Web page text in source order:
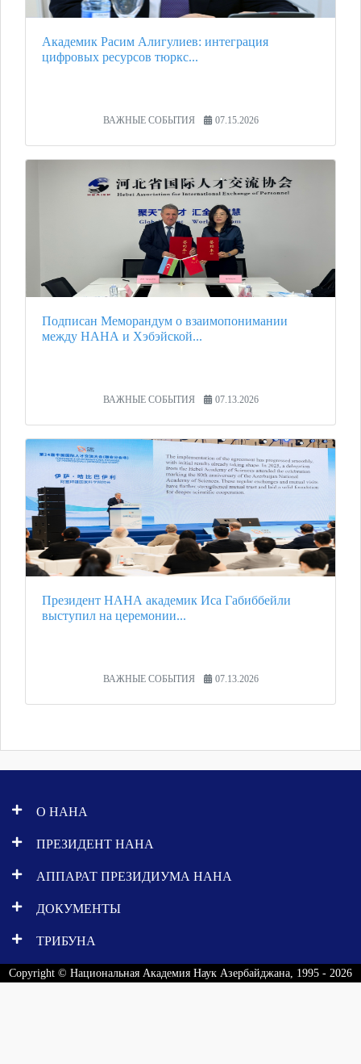
Академик Расим Алигулиев: интеграция
цифровых ресурсов тюркс...
ВАЖНЫЕ СОБЫТИЯ 07.15.2026
Подписан Меморандум о взаимопонимании
между НАНА и Хэбэйской...
ВАЖНЫЕ СОБЫТИЯ 07.13.2026
Президент НАНА академик Иса Габиббейли
выступил на церемонии...
ВАЖНЫЕ СОБЫТИЯ 07.13.2026
О НАНА
ПРЕЗИДЕНТ НАНА
АППАРАТ ПРЕЗИДИУМА НАНА
ДОКУМЕНТЫ
ТРИБУНА
Copyright © Национальная Академия Наук Азербайджана, 1995 - 2026